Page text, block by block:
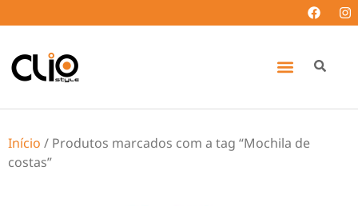
Início / Produtos marcados com a tag “Mochila de
costas”